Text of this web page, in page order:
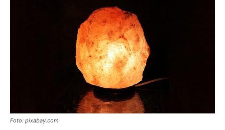
Foto: pixabay.com